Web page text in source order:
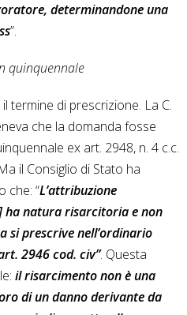
determinandone una
”.
quinquennale
termine di prescrizione. La C.
che la domanda fosse
ex art. 2948, n. 4 c.c.
il Consiglio di Stato ha
che: “L’attribuzione
natura risarcitoria e non
prescrive nell’ordinario
2946 cod. civ”. Questa
il risarcimento non è una
di un danno derivante da